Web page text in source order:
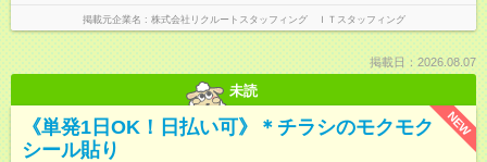
掲載元企業名 株式会社リクルートスタッフィング ＩＴスタッフィング
掲載日：2026.08.07
未読
NEW
《単発1日OK！日払い可》＊チラシのモクモク
シール貼り